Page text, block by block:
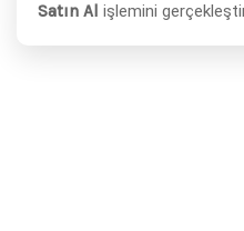
Satın Al işlemini